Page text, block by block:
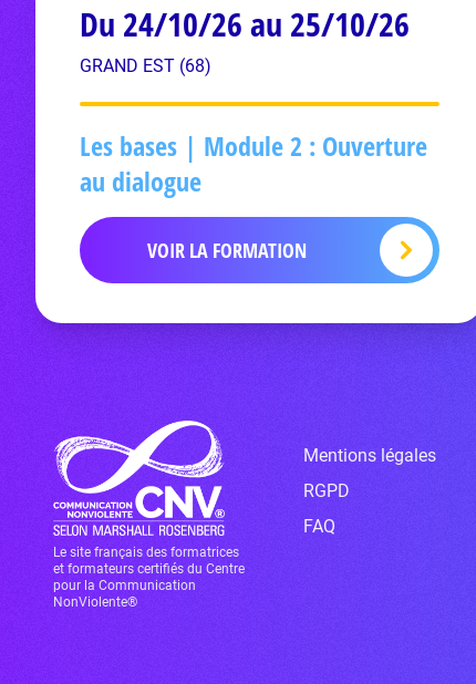
Du 24/10/26 au 25/10/26
GRAND EST (68)
Les bases | Module 2 : Ouverture
au dialogue
VOIR LA FORMATION
Le site français des formatrices
et formateurs certifiés du Centre
pour la Communication
NonViolente®
Mentions légales
RGPD
FAQ